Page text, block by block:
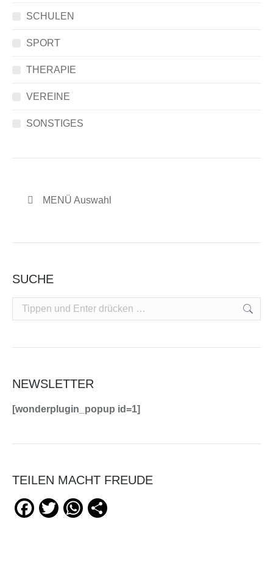
SCHULEN
SPORT
THERAPIE
VEREINE
SONSTIGES
MENÜ Auswahl
SUCHE
Search:
NEWSLETTER
[wonderplugin_popup id=1]
TEILEN MACHT FREUDE
Facebook
Twitter WhatsApp